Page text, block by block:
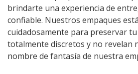
brindarte una experiencia de
confiable. Nuestros empaques
cuidadosamente para preservar
totalmente discretos y no revelan
nombre de fantasía de nuestra